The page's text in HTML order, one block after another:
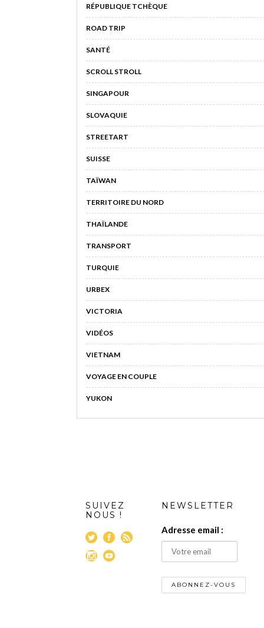
RÉPUBLIQUE TCHÈQUE
ROAD TRIP
SANTÉ
SCROLL STROLL
SINGAPOUR
SLOVAQUIE
STREETART
SUISSE
TAÏWAN
TERRITOIRE DU NORD
THAÏLANDE
TRANSPORT
TURQUIE
URBEX
VICTORIA
VIDÉOS
VIETNAM
VOYAGE EN COUPLE
YUKON
SUIVEZ
NOUS !
NEWSLETTER
Adresse email :